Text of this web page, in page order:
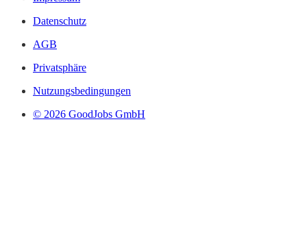
Datenschutz
AGB
Privatsphäre
Nutzungsbedingungen
© 2026 GoodJobs GmbH